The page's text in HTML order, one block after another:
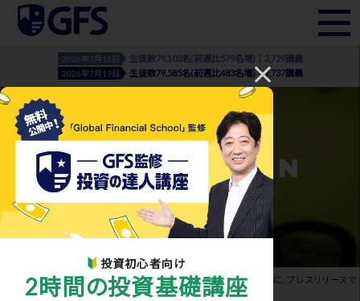
2026年7月12日 生徒数79,102名(前週比579名増)｜2,729講義
2026年7月19日 生徒数79,585名(前週比483名増)｜2,737講義
投資初心者向け
2時間の投資基礎講座
INFORMATION
- お知らせ・メディア実績 -
ホーム>お知らせ・メディア実績> テレビ西日本『記者のチカラ』に、プレスリリースで
出したアンケート結果が取り上げられました。